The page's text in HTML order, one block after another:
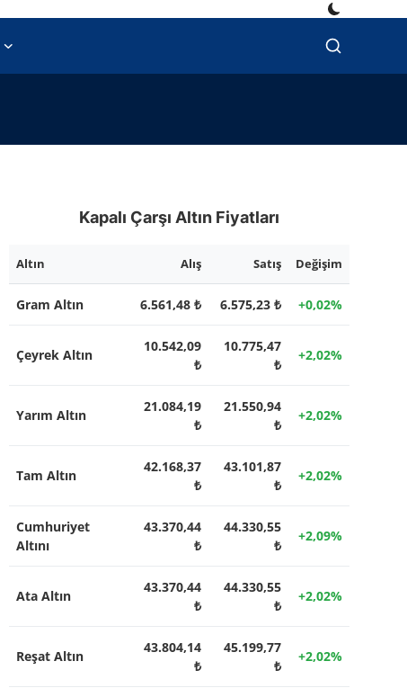
Kapalı Çarşı Altın Fiyatları
Altın Alış Satış Değişim
Gram Altın 6.561,48 ₺ 6.575,23 ₺ +0,02%
Çeyrek Altın
10.542,09
₺
10.775,47
₺
+2,02%
Yarım Altın
21.084,19
₺
21.550,94
₺
+2,02%
Tam Altın
42.168,37
₺
43.101,87
₺
+2,02%
Cumhuriyet
Altını
43.370,44
₺
44.330,55
₺
+2,09%
Ata Altın
43.370,44
₺
44.330,55
₺
+2,02%
Reşat Altın
43.804,14
₺
45.199,77
₺
+2,02%